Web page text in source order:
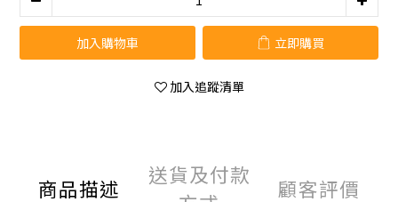
加入購物車 立即購買
加入追蹤清單
商品描述
送貨及付款
顧客評價